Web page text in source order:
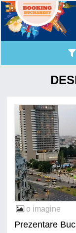
o imagine
Prezentare